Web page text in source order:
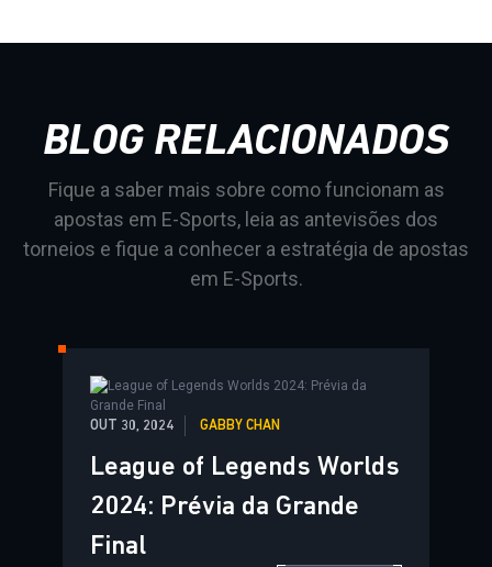
BLOG RELACIONADOS
Fique a saber mais sobre como funcionam as
apostas em E-Sports, leia as antevisões dos
torneios e fique a conhecer a estratégia de apostas
em E-Sports.
OUT 30, 2024 GABBY CHAN
League of Legends Worlds
2024: Prévia da Grande
Final